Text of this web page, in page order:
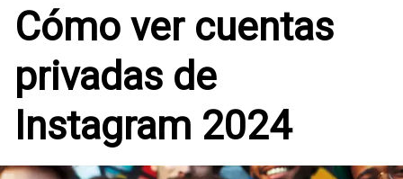
Cómo ver cuentas
privadas de
Instagram 2024